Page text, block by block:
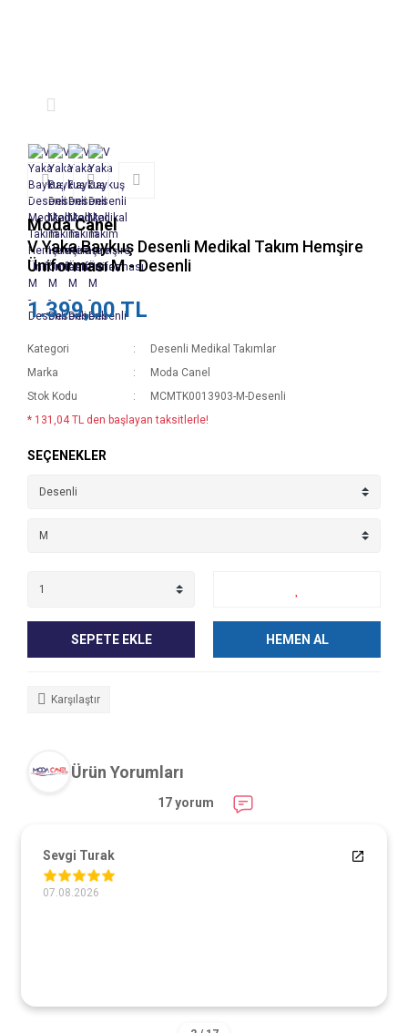
Moda Canel
V Yaka Baykuş Desenli Medikal Takım Hemşire
Üniforması M - Desenli
1.399,00 TL
Kategori
Desenli Medikal Takımlar
Marka
Moda Canel
Stok Kodu
MCMTK0013903-M-Desenli
* 131,04 TL den başlayan taksitlerle!
SEÇENEKLER
SEPETE EKLE HEMEN AL
Karşılaştır
Ürün Yorumları
17 yorum
Sevgi Turak
07.08.2026